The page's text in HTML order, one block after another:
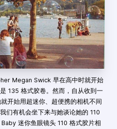
Megan Swick 早在高中时就开始
135 格式胶卷。然而，自从收到一
开始用超迷你、超便携的相机不间
们有机会坐下来与她谈论她的 110
迷你鱼眼镜头 110 格式胶片相